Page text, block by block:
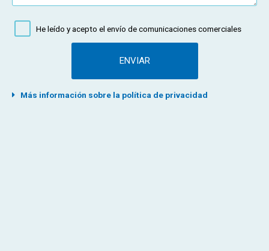
He leído y acepto el envío de comunicaciones comerciales
ENVIAR
Más información sobre la política de privacidad